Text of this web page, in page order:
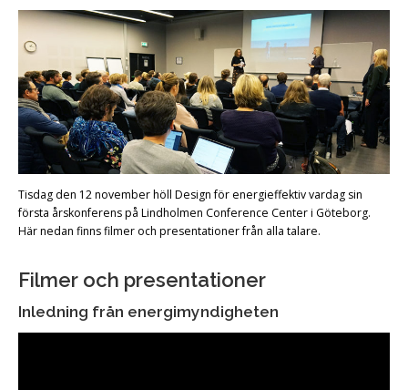
Tisdag den 12 november höll Design för energieffektiv vardag sin
första årskonferens på Lindholmen Conference Center i Göteborg.
Här nedan finns filmer och presentationer från alla talare.
Filmer och presentationer
Inledning från energimyndigheten